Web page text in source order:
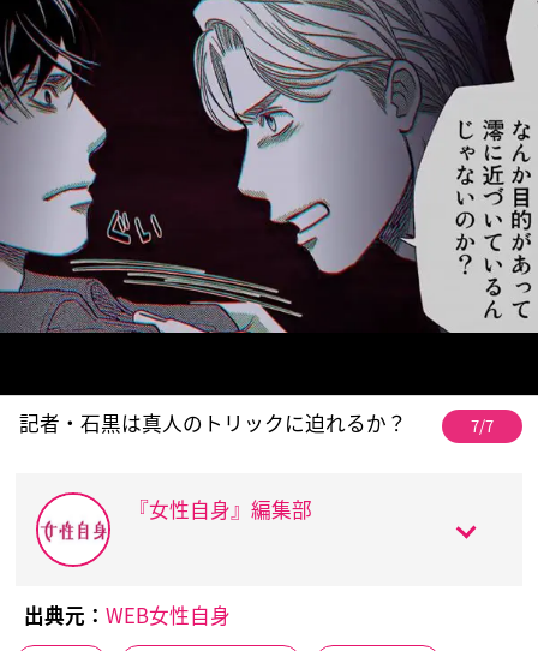
記者・石黒は真人のトリックに迫れるか？ 7/7
『女性自身』編集部
出典元： WEB女性自身